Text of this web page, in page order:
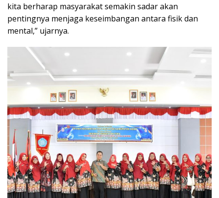
kita berharap masyarakat semakin sadar akan
pentingnya menjaga keseimbangan antara fisik dan
mental,” ujarnya.